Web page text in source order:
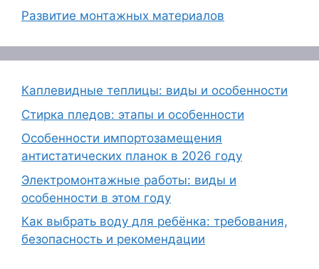
Развитие монтажных материалов
Каплевидные теплицы: виды и особенности
Стирка пледов: этапы и особенности
Особенности импортозамещения
антистатических планок в 2026 году
Электромонтажные работы: виды и
особенности в этом году
Как выбрать воду для ребёнка: требования,
безопасность и рекомендации